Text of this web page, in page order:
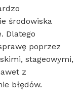
środowiska
Dlatego
poprzez
stageowymi,
z
błędów.